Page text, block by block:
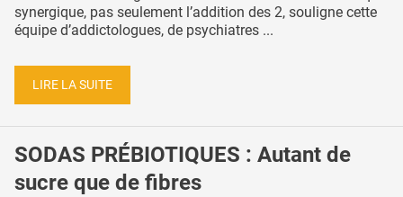
synergique, pas seulement l’addition des 2, souligne cette
équipe d’addictologues, de psychiatres ...
LIRE LA SUITE
SODAS PRÉBIOTIQUES : Autant de
sucre que de fibres